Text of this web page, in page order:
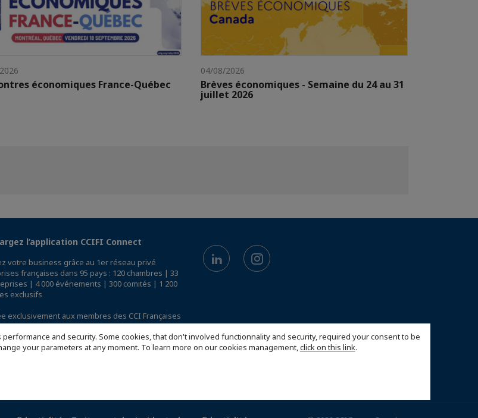
and security. Some cookies, that don't involved functionnality and security, required your consent to be
your parameters at any moment. To learn more on our cookies management,click on this link.
économiques France-Québec
04/08/2026
Brèves économiques - Semaine du 24 au 31
juillet 2026
l’application CCIFI Connect
votre business grâce au 1er réseau privé
françaises dans 95 pays : 120 chambres | 33
| 4 000 événements | 300 comités | 1 200
exclusifs
exclusivement aux membres des CCI Françaises
découvrez l'app CCIFI Connect.